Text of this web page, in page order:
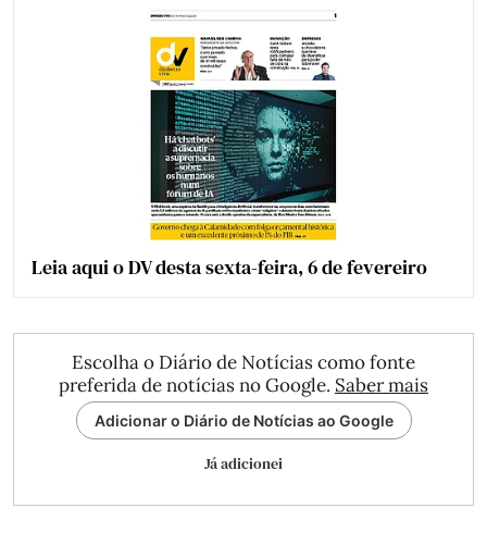
Leia aqui o DV desta sexta-feira, 6 de fevereiro
Escolha o Diário de Notícias como fonte
preferida de notícias no Google. Saber mais
Adicionar o Diário de Notícias ao Google
Já adicionei